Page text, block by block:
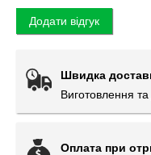
Додати відгук
Швидка
Виготовлення
Оплата при